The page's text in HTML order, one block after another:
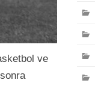
ve
sonra